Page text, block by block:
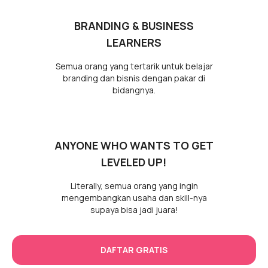
BRANDING & BUSINESS
LEARNERS
Semua orang yang tertarik untuk belajar
branding dan bisnis dengan pakar di
bidangnya.
ANYONE WHO WANTS TO GET
LEVELED UP!
Literally, semua orang yang ingin
mengembangkan usaha dan skill-nya
supaya bisa jadi juara!
DAFTAR GRATIS